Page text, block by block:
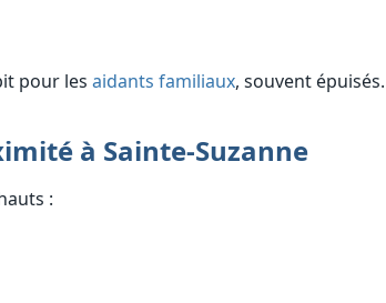
pour les aidants familiaux, souvent épuisés.
à Sainte-Suzanne
: